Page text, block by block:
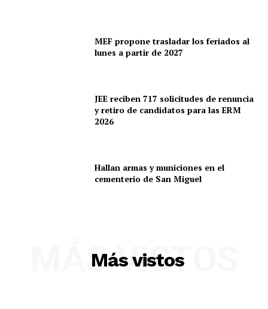
MEF propone trasladar los feriados al
lunes a partir de 2027
JEE reciben 717 solicitudes de renuncia
y retiro de candidatos para las ERM
2026
Hallan armas y municiones en el
cementerio de San Miguel
Más vistos
MÁS VISTOS